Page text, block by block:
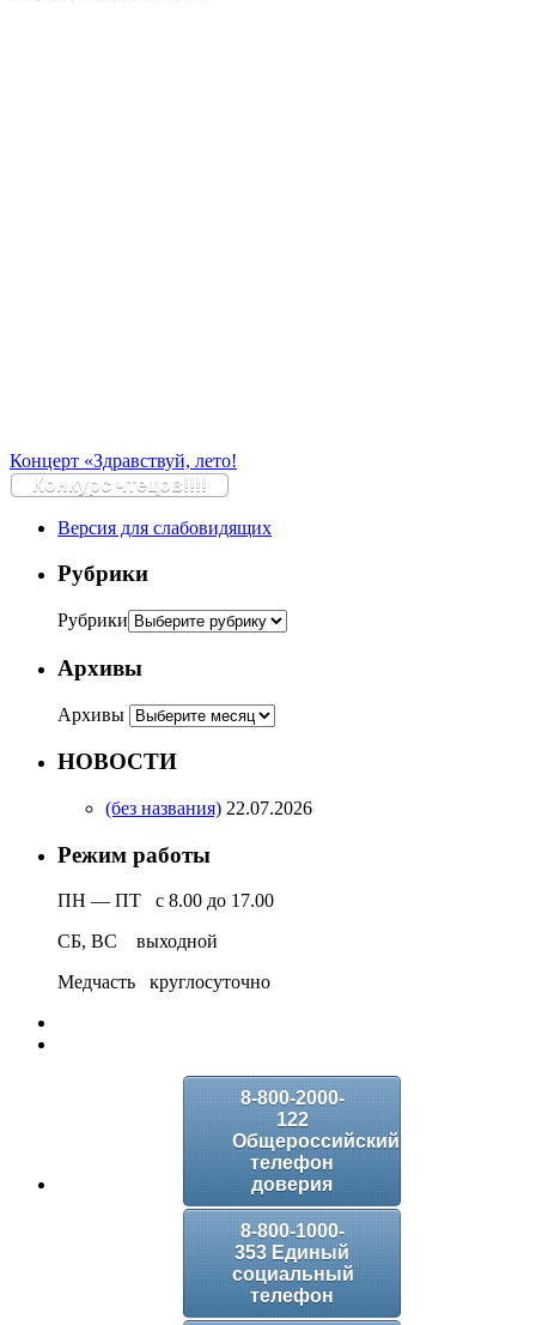
Концерт «Здравствуй, лето!
Конкурс чтецов!!!!
Версия для слабовидящих
Рубрики
Рубрики
Архивы
Архивы
НОВОСТИ
(без названия) 22.07.2026
Режим работы
ПН — ПТ с 8.00 до 17.00
СБ, ВС выходной
Медчасть круглосуточно
8-800-2000-
122
Общероссийский
телефон
доверия
8-800-1000-
353 Единый
социальный
телефон